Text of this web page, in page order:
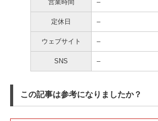
営業時間 –
定休日 –
ウェブサイト –
SNS –
この記事は参考になりましたか？